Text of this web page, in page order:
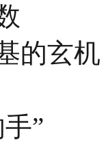
的玄机
”